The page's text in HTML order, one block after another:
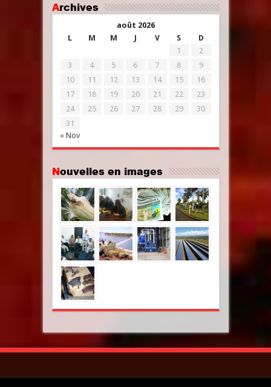
Archives
août 2026
L
M M J V S D
« Nov
1
2
3
4 5 6 7 8
9
10
11 12 13 14 15
16
17
18 19 20 21 22
23
24
25 26 27 28 29
30
31
Nouvelles en images